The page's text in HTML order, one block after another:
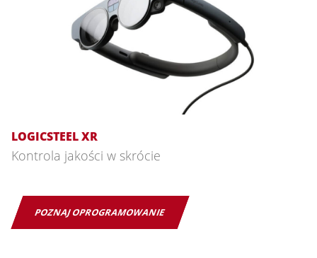
LOGICSTEEL XR
Kontrola jakości w skrócie
POZNAJ OPROGRAMOWANIE